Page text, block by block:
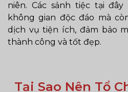
niên. Các sảnh tiệc tại
không gian độc đáo mà
dịch vụ tiện ích, đảm bảo
thành công và tốt đẹp.
Tại Sao Nên Tổ